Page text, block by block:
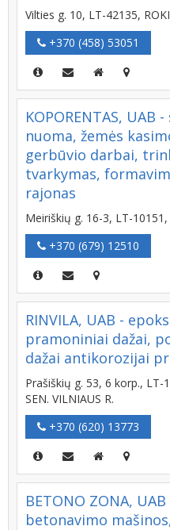
Vilties g. 10, LT-42135,
+370 (458) 53051
KOPORENTAS,
nuoma, žemės
gerbūvio darbai,
tvarkymas,
rajonas
Meiriškių g. 16-3, LT-10151,
+370 (679) 12510
RINVILA, UAB -
pramoniniai dažai,
dažai antikorozijai
Prašiškių g. 53, 6 korp., LT-
SEN. VILNIAUS R.
+370 (620) 13773
BETONO ZONA,
betonavimo